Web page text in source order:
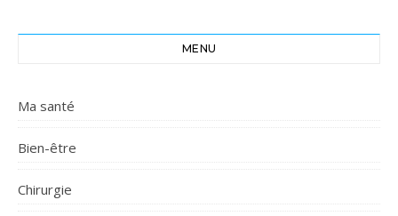
MENU
Ma santé
Bien-être
Chirurgie